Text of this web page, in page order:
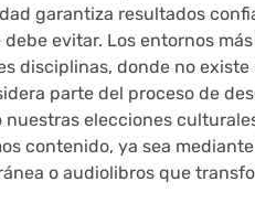
garantiza resultados
evitar. Los entornos
disciplinas, donde no
parte del proceso de
elecciones
contenido, ya sea
o audiolibros que